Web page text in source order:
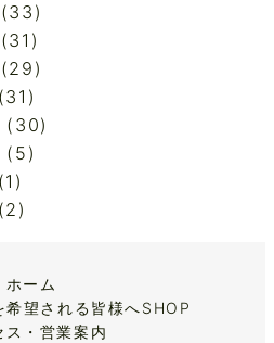
(33)
(31)
(29)
(31)
(30)
(5)
(1)
(2)
ホーム
希望される皆様へSHOP
ス・営業案内